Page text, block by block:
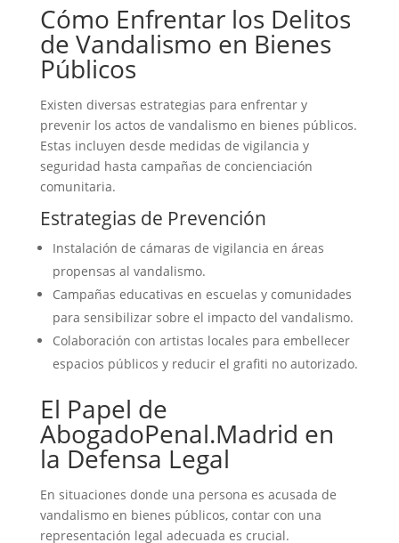
Cómo Enfrentar los Delitos
de Vandalismo en Bienes
Públicos
Existen diversas estrategias para enfrentar y
prevenir los actos de vandalismoen bienes públicos.
Estas incluyen desde medidas de vigilancia y
seguridad hasta campañas de concienciación
comunitaria.
Estrategias de Prevención
Instalación de cámaras de vigilancia en áreas
propensas al vandalismo.
Campañas educativas en escuelas y comunidades
para sensibilizar sobre el impacto del vandalismo.
Colaboración con artistas locales para embellecer
espacios públicos y reducir el grafiti no autorizado.
El Papel de
AbogadoPenal.Madrid en
la Defensa Legal
En situaciones donde una persona es acusada de
vandalismo en bienes públicos, contar con una
representación legal adecuada es crucial.